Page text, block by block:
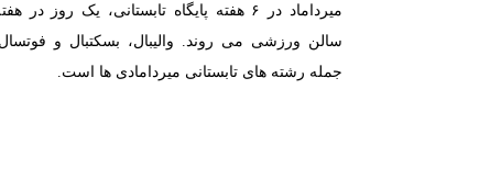
میرداماد در ۶ هفته پایگاه تابستانی، یک روز در
سالن ورزشی می روند. والیبال، بسکتبال و
جمله رشته های تابستانی میردامادی ها است.